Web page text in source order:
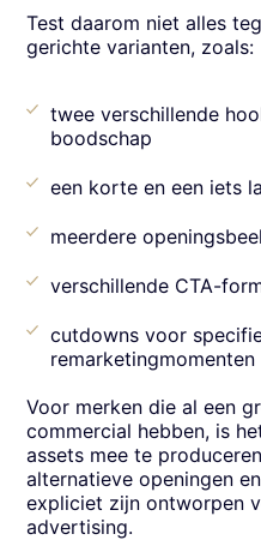
Test daarom niet alles
gerichte varianten, zoals:
twee verschillende
boodschap
een korte en een iets
meerdere
verschillende CTA-
cutdowns voor
remarketingmomenten
Voor merken die al een
commercial hebben, is
assets mee te
alternatieve openingen
expliciet zijn ontworpen
advertising.